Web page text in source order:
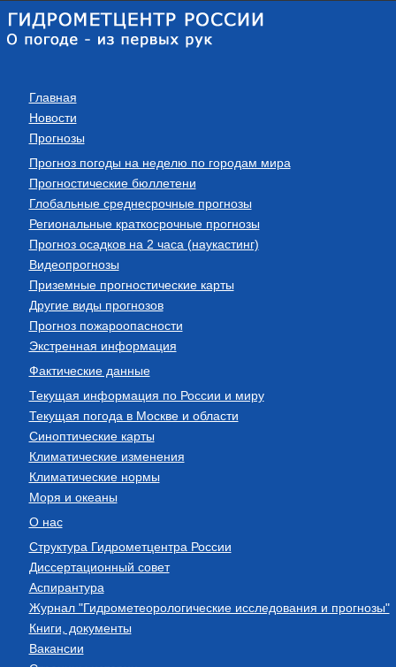
Главная
Новости
Прогнозы
Прогноз погоды на неделю по городам мира
Прогностические бюллетени
Глобальные среднесрочные прогнозы
Региональные краткосрочные прогнозы
Прогноз осадков на 2 часа (наукастинг)
Видеопрогнозы
Приземные прогностические карты
Другие виды прогнозов
Прогноз пожароопасности
Экстренная информация
Фактические данные
Текущая информация по России и миру
Текущая погода в Москве и области
Синоптические карты
Климатические изменения
Климатические нормы
Моря и океаны
О нас
Структура Гидрометцентра России
Диссертационный совет
Аспирантура
Журнал "Гидрометеорологические исследования и прогнозы"
Книги, документы
Вакансии